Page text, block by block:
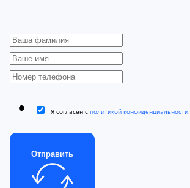
Я согласен с политикой конфиденциальности.
Отправить